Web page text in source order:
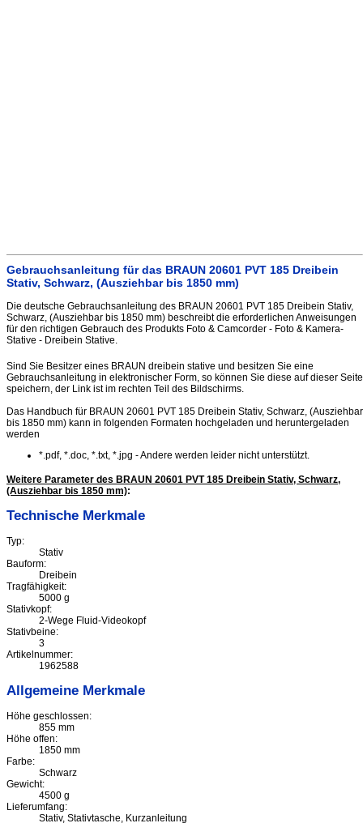
Gebrauchsanleitung für das BRAUN 20601 PVT 185 Dreibein
Stativ, Schwarz, (Ausziehbar bis 1850 mm)
Die deutsche Gebrauchsanleitung des BRAUN 20601 PVT 185 Dreibein Stativ,
Schwarz, (Ausziehbar bis 1850 mm) beschreibt die erforderlichen Anweisungen
für den richtigen Gebrauch des Produkts Foto & Camcorder - Foto & Kamera-
Stative - Dreibein Stative.
Sind Sie Besitzer eines BRAUN dreibein stative und besitzen Sie eine
Gebrauchsanleitung in elektronischer Form, so können Sie diese auf dieser Seite
speichern, der Link ist im rechten Teil des Bildschirms.
Das Handbuch für BRAUN 20601 PVT 185 Dreibein Stativ, Schwarz, (Ausziehbar
bis 1850 mm) kann in folgenden Formaten hochgeladen und heruntergeladen
werden
*.pdf, *.doc, *.txt, *.jpg - Andere werden leider nicht unterstützt.
Weitere Parameter des BRAUN 20601 PVT 185 Dreibein Stativ, Schwarz,
(Ausziehbar bis 1850 mm):
Technische Merkmale
Typ:
Stativ
Bauform:
Dreibein
Tragfähigkeit:
5000 g
Stativkopf:
2-Wege Fluid-Videokopf
Stativbeine:
3
Artikelnummer:
1962588
Allgemeine Merkmale
Höhe geschlossen:
855 mm
Höhe offen:
1850 mm
Farbe:
Schwarz
Gewicht:
4500 g
Lieferumfang:
Stativ, Stativtasche, Kurzanleitung